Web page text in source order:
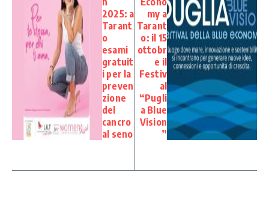
2025: a
Tarant
o
esami
gratuit
i per la
preven
zione
del
cancro
al seno
my a
Tarant
o: il 15
ottobr
e il
Festiv
al
“Pugli
a Blue
Vision
”